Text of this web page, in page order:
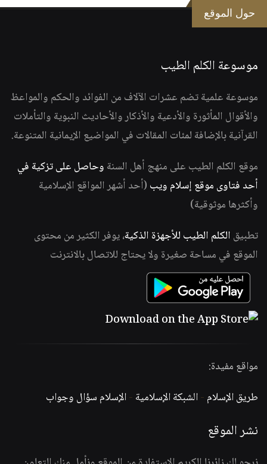
حول الموقع
موسوعة الكلم الطيب
موسوعة علمية تضم عشرات الآلاف من الفوائد والحكم والمواعظ
والأقوال المأثورة والأدعية والأذكار والأحاديث النبوية والتأملات
القرآنية بالإضافة لمئات المقالات في المواضيع الإيمانية المتنوعة.
موقع الكلم الطيب على منهج أهل السنة وحاصل على تزكية في
أحد فتاوى موقع إسلام ويب (أحد أشهر المواقع الإسلامية
وأكثرها موثوقية)
تطبيق الكلم الطيب للأجهزة الذكية، يوفر الكثير من محتوى
الموقع في مساحة صغيرة ولا يحتاج للاتصال بالانترنت
مواقع مفيدة:
طريق الإسلام -الشبكة الإسلامية -الإسلام سؤال وجواب
نشر الموقع